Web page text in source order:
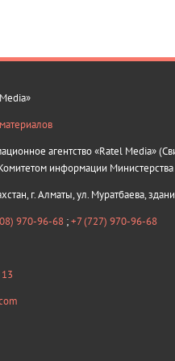
материалов
агентство «Ratel Media»
информации
г. Алматы, ул. Муратбаева,
970-96-68 ;+7 (727) 970-96-68